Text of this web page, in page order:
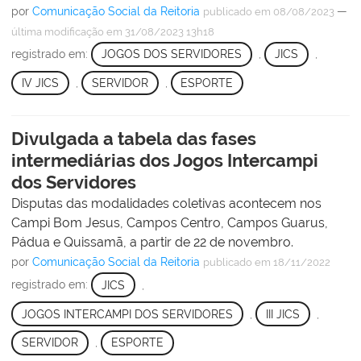
por Comunicação Social da Reitoria publicado em 08/08/2023 —
última modificação em 31/08/2023 13h18
registrado em: JOGOS DOS SERVIDORES , JICS ,
IV JICS SERVIDOR ESPORTE
Divulgada a tabela das fases
intermediárias dos Jogos Intercampi
dos Servidores
Disputas das modalidades coletivas acontecem nos
Campi Bom Jesus, Campos Centro, Campos Guarus,
Pádua e Quissamã, a partir de 22 de novembro.
por Comunicação Social da Reitoria publicado em 18/11/2022
registrado em: JICS
JOGOS INTERCAMPI DOS SERVIDORES III JICS
SERVIDOR , ESPORTE